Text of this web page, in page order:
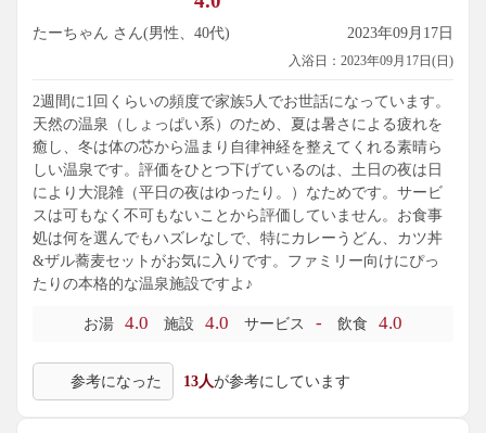
たーちゃん さん(男性、40代) 2023年09月17日
入浴日：2023年09月17日(日)
2週間に1回くらいの頻度で家族5人でお世話になっています。
天然の温泉（しょっぱい系）のため、夏は暑さによる疲れを
癒し、冬は体の芯から温まり自律神経を整えてくれる素晴ら
しい温泉です。評価をひとつ下げているのは、土日の夜は日
により大混雑（平日の夜はゆったり。）なためです。サービ
スは可もなく不可もないことから評価していません。お食事
処は何を選んでもハズレなしで、特にカレーうどん、カツ丼
&ザル蕎麦セットがお気に入りです。ファミリー向けにぴっ
たりの本格的な温泉施設ですよ♪
お湯 4.0 施設 4.0 サービス - 飲食 4.0
参考になった 13人が参考にしています